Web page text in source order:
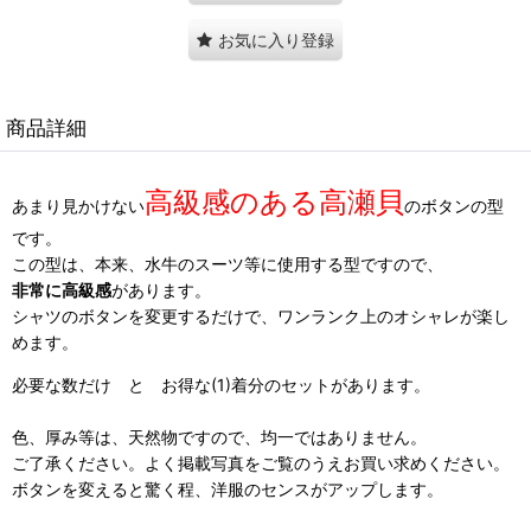
お気に入り登録
商品詳細
あまり見かけない高級感のある高瀬貝のボタンの型
です。
この型は、本来、水牛のスーツ等に使用する型ですので、
非常に高級感があります。
シャツのボタンを変更するだけで、ワンランク上のオシャレが楽し
めます。
必要な数だけ と お得な(1)着分のセットがあります。
色、厚み等は、天然物ですので、均一ではありません。
ご了承ください。よく掲載写真をご覧のうえお買い求めください。
ボタンを変えると驚く程、洋服のセンスがアップします。